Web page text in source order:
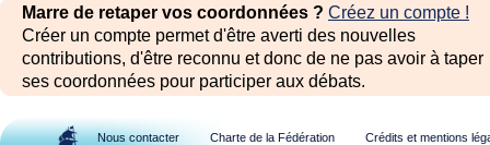
Marre de retaper vos coordonnées ? Créez un compte !
Créer un compte permet d'être averti des nouvelles
contributions, d'être reconnu et donc de ne pas avoir à taper
ses coordonnées pour participer aux débats.
Nous contacter Charte de la Fédération Crédits et mentions